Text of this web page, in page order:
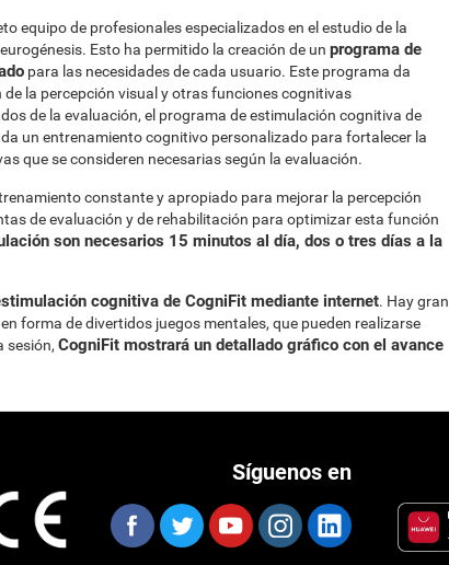
equipo de profesionales especializados en el estudio de la
Esto ha permitido la creación de un programa de
para las necesidades de cada usuario. Este programa da
la percepción visual y otras funciones cognitivas
de la evaluación, el programa de estimulación cognitiva de
un entrenamiento cognitivo personalizado para fortalecer la
que se consideren necesarias según la evaluación.
constante y apropiado para mejorar la percepción
de evaluación y de rehabilitación para optimizar esta función
son necesarios 15 minutos al día, dos o tres días a la
cognitiva de CogniFit mediante internet. Hay gran
forma de divertidos juegos mentales, que pueden realizarse
sesión, CogniFit mostrará un detallado gráfico con el avance
Síguenos en